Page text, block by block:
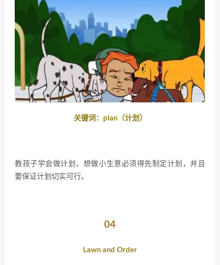
关键词：plan（计划）
教孩子学会做计划，想做小生意必须得先制定计划，并且
要保证计划切实可行。
04
Lawn and Order